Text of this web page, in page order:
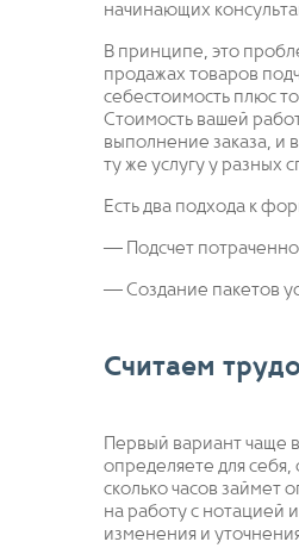
начинающих
В принципе, это
продажах товаров
себестоимость плюс
Стоимость вашей
выполнение заказа, и
ту же услугу у разных
Есть два подхода к
— Подсчет
— Создание пакетов
Считаем
Первый вариант чаще
определяете для
сколько часов займет
на работу с нотацией
изменения и